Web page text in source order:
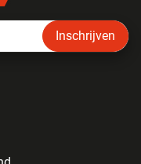
Inschrijven